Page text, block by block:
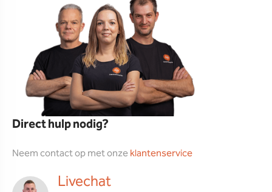
Direct hulp nodig?
Neem contact op met onzeklantenservice
Livechat